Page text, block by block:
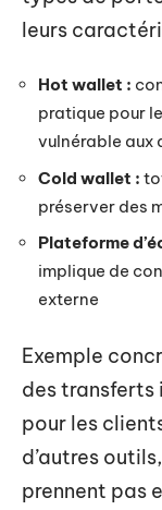
leurs
Hot wallet :
pratique pour
vulnérable aux
Cold wallet :
préserver des
Plateforme
implique de
externe
Exemple
des transferts
pour les
d’autres
prennent pas